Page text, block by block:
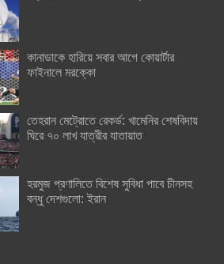
কানাডাকে হারিয়ে সবার আগে কোয়ার্টার
ফাইনালে মরক্কো
তেহরান মেট্রোতে রেকর্ড: খামেনির শেষবিদায়
ঘিরে ৭০ লাখ যাত্রীর যাতায়াত
হরমুজ প্রণালিতে বিশেষ সুবিধা পাবে চীনসহ
বন্ধু দেশগুলো: ইরান